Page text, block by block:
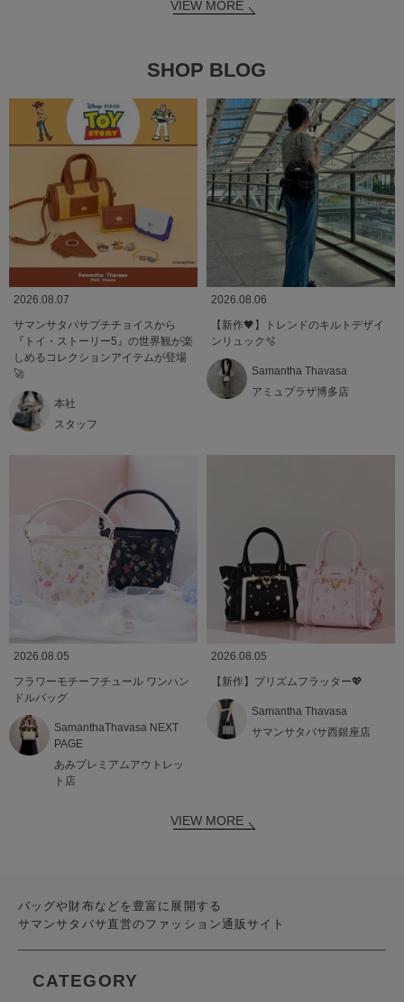
VIEW MORE
SHOP BLOG
2026.08.07
サマンサタバサプチチョイスから
『トイ・ストーリー5』の世界観が楽
しめるコレクションアイテムが登場
🚀
本社
スタッフ
2026.08.06
【新作🖤】トレンドのキルトデザイ
ンリュック🫧
Samantha Thavasa
アミュプラザ博多店
2026.08.05
フラワーモチーフチュール ワンハン
ドルバッグ
SamanthaThavasa NEXT
PAGE
あみプレミアムアウトレッ
ト店
2026.08.05
【新作】プリズムフラッター💖
Samantha Thavasa
サマンサタバサ西銀座店
VIEW MORE
バッグや財布などを豊富に展開する
サマンサタバサ直営のファッション通販サイト
CATEGORY